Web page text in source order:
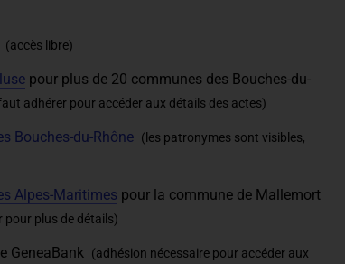
(accès libre)
pour plus de 20 communes des Bouches-du-
adhérer pour accéder aux détails des actes)
Bouches-du-Rhône (les patronymes sont visibles,
Alpes-Maritimes pour la commune de Mallemort
pour plus de détails)
GeneaBank (adhésion nécessaire pour accéder aux